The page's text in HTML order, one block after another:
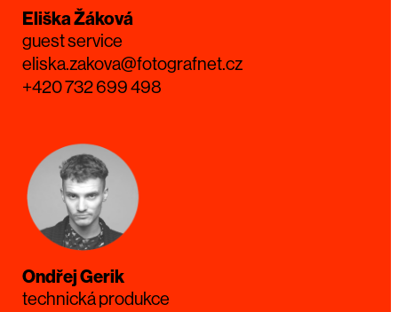
Eliška Žáková
guest service
eliska.zakova@fotografnet.cz
+420 732 699 498
Ondřej Gerik
technická produkce